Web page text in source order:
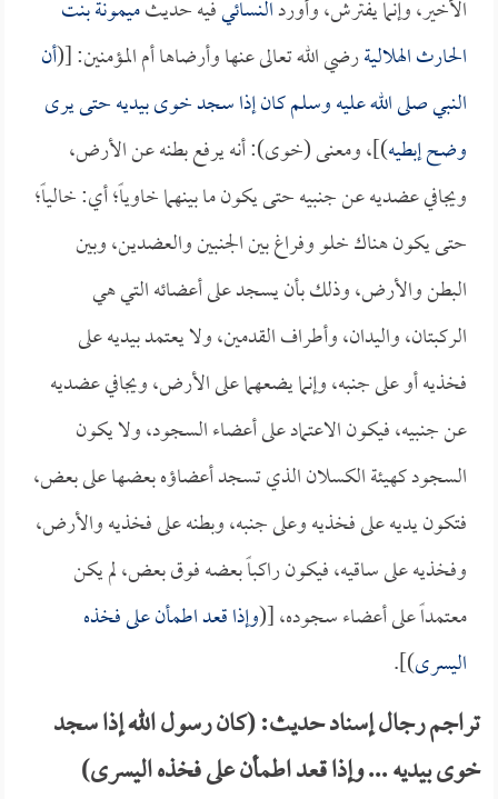
الأخير، وإنما يفترش، وأوردالنسائيفيه حديثميمونة بنت
الحارث الهلاليةرضي الله تعالى عنها وأرضاها أم المؤمنين: [(أن
النبي صلى الله عليه وسلم كان إذا سجد خوى بيديه حتى يرى
وضح إبطيه)]، ومعنى (خوى): أنه يرفع بطنه عن الأرض،
ويجافي عضديه عن جنبيه حتى يكون ما بينهما خاوياً؛ أي: خالياً؛
حتى يكون هناك خلو وفراغ بين الجنبين والعضدين، وبين
البطن والأرض، وذلك بأن يسجد على أعضائه التي هي
الركبتان، واليدان، وأطراف القدمين، ولا يعتمد بيديه على
فخذيه أو على جنبه، وإنما يضعهما على الأرض، ويجافي عضديه
عن جنبيه، فيكون الاعتماد على أعضاء السجود، ولا يكون
السجود كهيئة الكسلان الذي تسجد أعضاؤه بعضها على بعض،
فتكون يديه على فخذيه وعلى جنبه، وبطنه على فخذيه والأرض،
وفخذيه على ساقيه، فيكون راكباً بعضه فوق بعض، لم يكن
معتمداً على أعضاء سجوده، [(وإذا قعد اطمأن على فخذه
اليسرى)].
تراجم رجال إسناد حديث: (كان رسول الله إذا سجد
خوى بيديه ... وإذا قعد اطمأن على فخذه اليسرى)